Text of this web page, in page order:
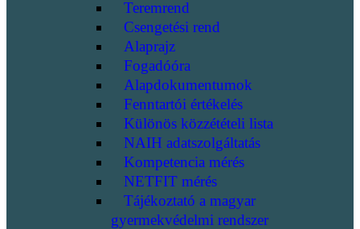
Teremrend
Csengetési rend
Alaprajz
Fogadóóra
Alapdokumentumok
Fenntartói értékelés
Különös közzétételi lista
NAIH adatszolgáltatás
Kompetencia mérés
NETFIT mérés
Tájékoztató a magyar
gyermekvédelmi rendszer